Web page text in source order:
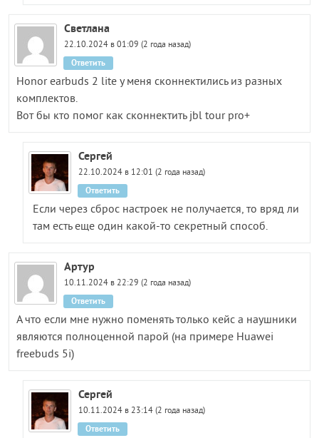
Светлана
22.10.2024 в 01:09 (2 года назад)
Honor earbuds 2 lite у меня сконнектились из разных
комплектов.
Вот бы кто помог как сконнектить jbl tour pro+
Ответить
Сергей
22.10.2024 в 12:01 (2 года назад)
Если через сброс настроек не получается, то вряд ли
там есть еще один какой-то секретный способ.
Ответить
Артур
10.11.2024 в 22:29 (2 года назад)
А что если мне нужно поменять только кейс а наушники
являются полноценной парой (на примере Huawei
freebuds 5i)
Ответить
Сергей
10.11.2024 в 23:14 (2 года назад)
Ответить